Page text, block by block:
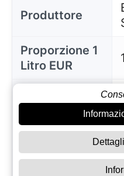
Produttore
Proporzione 1
Litro EUR
Abbinamenti
Annata